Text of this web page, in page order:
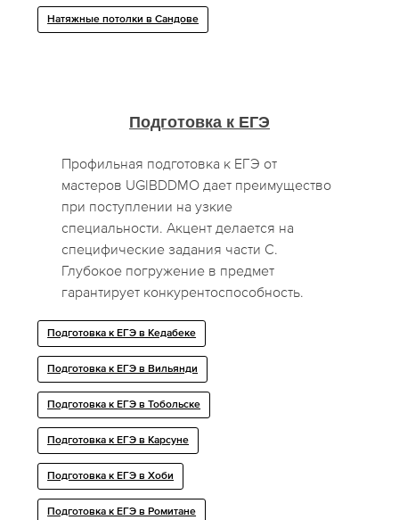
Натяжные потолки в Сандове
Подготовка к ЕГЭ
Профильная подготовка к ЕГЭ от
мастеров UGIBDDMO дает преимущество
при поступлении на узкие
специальности. Акцент делается на
специфические задания части С.
Глубокое погружение в предмет
гарантирует конкурентоспособность.
Подготовка к ЕГЭ в Кедабеке
Подготовка к ЕГЭ в Вильянди
Подготовка к ЕГЭ в Тобольске
Подготовка к ЕГЭ в Карсуне
Подготовка к ЕГЭ в Хоби
Подготовка к ЕГЭ в Ромитане